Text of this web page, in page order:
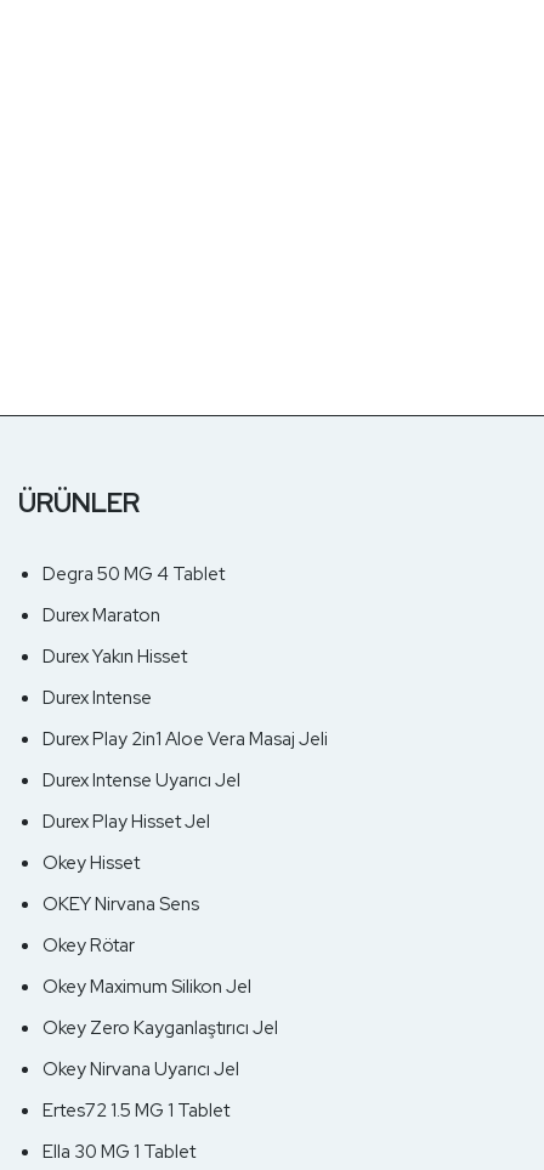
ÜRÜNLER
Degra 50 MG 4 Tablet
Durex Maraton
Durex Yakın Hisset
Durex Intense
Durex Play 2in1 Aloe Vera Masaj Jeli
Durex Intense Uyarıcı Jel
Durex Play Hisset Jel
Okey Hisset
OKEY Nirvana Sens
Okey Rötar
Okey Maximum Silikon Jel
Okey Zero Kayganlaştırıcı Jel
Okey Nirvana Uyarıcı Jel
Ertes72 1.5 MG 1 Tablet
Ella 30 MG 1 Tablet